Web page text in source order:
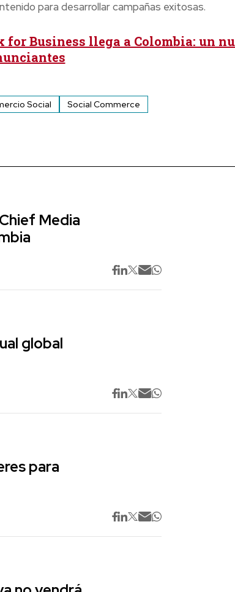
para desarrollar campañas exitosas.
for Business llega a Colombia: un
Social Social Commerce
Media
global
para